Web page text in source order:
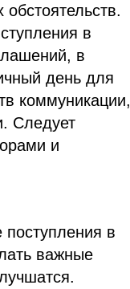
в
в
день для
коммуникации,
Следует
и
в
важные